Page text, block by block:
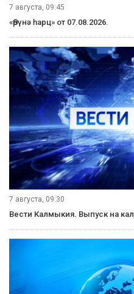
7 августа, 09:45
«Өрүнә һарц» от 07.08.2026.
7 августа, 09:30
Вести Калмыкия. Выпуск на